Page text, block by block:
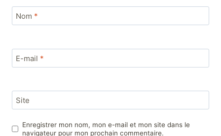
Nom *
E-mail *
Site
Enregistrer mon nom, mon e-mail et mon site dans le
navigateur pour mon prochain commentaire.